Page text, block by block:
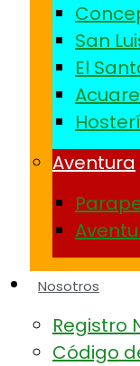
San
El
Aventura
Nosotros
Registro
Código